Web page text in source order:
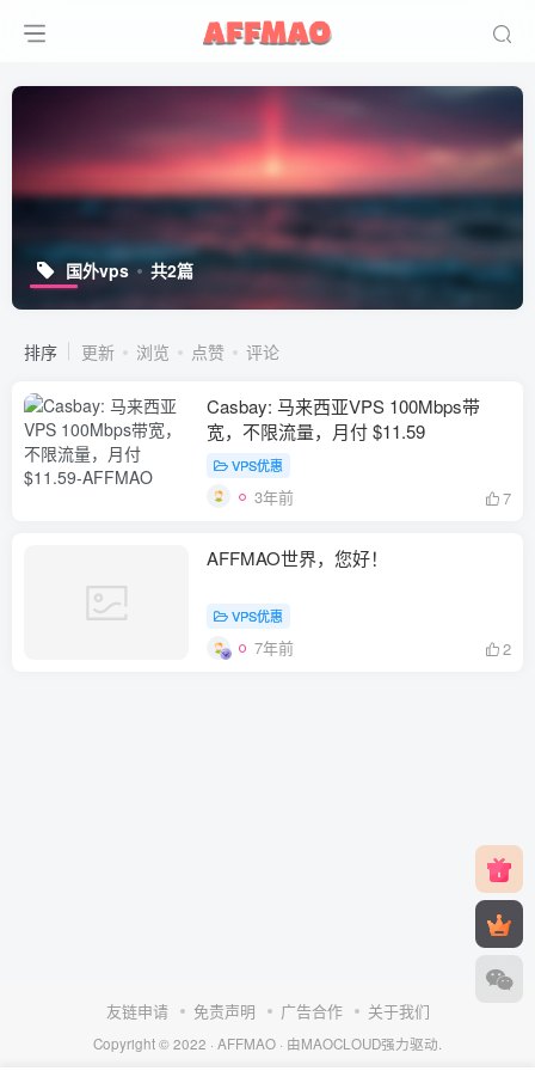
国外vps 共2篇
排序 更新 浏览 点赞 评论
Casbay: 马来西亚VPS 100Mbps带
宽，不限流量，月付 $11.59
VPS优惠
3年前 7
AFFMAO世界，您好！
VPS优惠
7年前 2
友链申请 免责声明 广告合作 关于我们
Copyright © 2022 · AFFMAO · 由MAOCLOUD强力驱动.